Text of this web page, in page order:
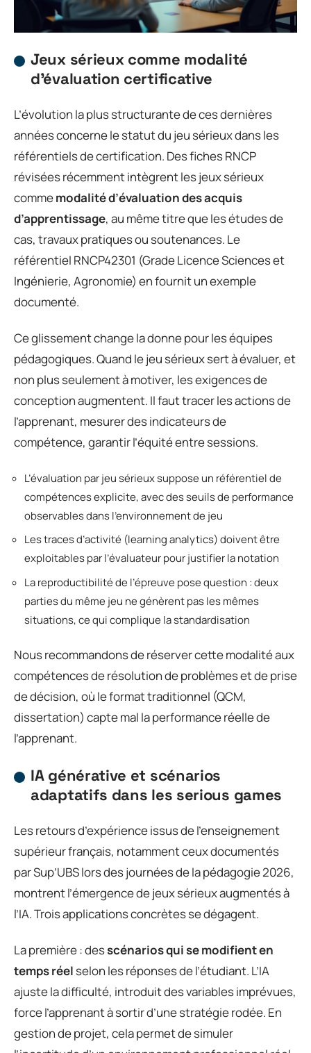
Jeux sérieux comme modalité
d’évaluation certificative
L’évolution la plus structurante de ces dernières
années concerne le statut du jeu sérieux dans les
référentiels de certification. Des fiches RNCP
révisées récemment intègrent les jeux sérieux
commemodalité d’évaluation des acquis
d’apprentissage, au même titre que les études de
cas, travaux pratiques ou soutenances. Le
référentiel RNCP42301 (Grade Licence Sciences et
Ingénierie, Agronomie) en fournit un exemple
documenté.
Ce glissement change la donne pour les équipes
pédagogiques. Quand le jeu sérieux sert à évaluer, et
non plus seulement à motiver, les exigences de
conception augmentent. Il faut tracer les actions de
l’apprenant, mesurer des indicateurs de
compétence, garantir l’équité entre sessions.
L’évaluation par jeu sérieux suppose un référentiel de
compétences explicite, avec des seuils de performance
observables dans l’environnement de jeu
Les traces d’activité (learning analytics) doivent être
exploitables par l’évaluateur pour justifier la notation
La reproductibilité de l’épreuve pose question : deux
parties du même jeu ne génèrent pas les mêmes
situations, ce qui complique la standardisation
Nous recommandons de réserver cette modalité aux
compétences de résolution de problèmes et de prise
de décision, où le format traditionnel (QCM,
dissertation) capte mal la performance réelle de
l’apprenant.
IA générative et scénarios
adaptatifs dans les serious games
Les retours d’expérience issus de l’enseignement
supérieur français, notamment ceux documentés
par Sup’UBS lors des journées de la pédagogie 2026,
montrent l’émergence de jeux sérieux augmentés à
l’IA. Trois applications concrètes se dégagent.
La première : desscénarios qui se modifient en
temps réel selon les réponses de l’étudiant. L’IA
ajuste la difficulté, introduit des variables imprévues,
force l’apprenant à sortir d’une stratégie rodée. En
gestion de projet, cela permet de simuler